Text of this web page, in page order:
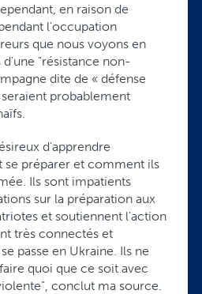
en raison de
l'occupation
que nous voyons en
d'une "résistance non-
dite de « défense
probablement
d'apprendre
préparer et comment ils
Ils sont impatients
sur la préparation aux
et soutiennent l'action
très connectés et
passe en Ukraine. Ils ne
quoi que ce soit avec
conclut ma source.